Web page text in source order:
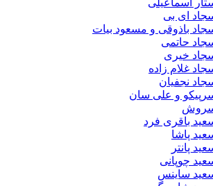
و مسعود بیات
علی سان
فرد